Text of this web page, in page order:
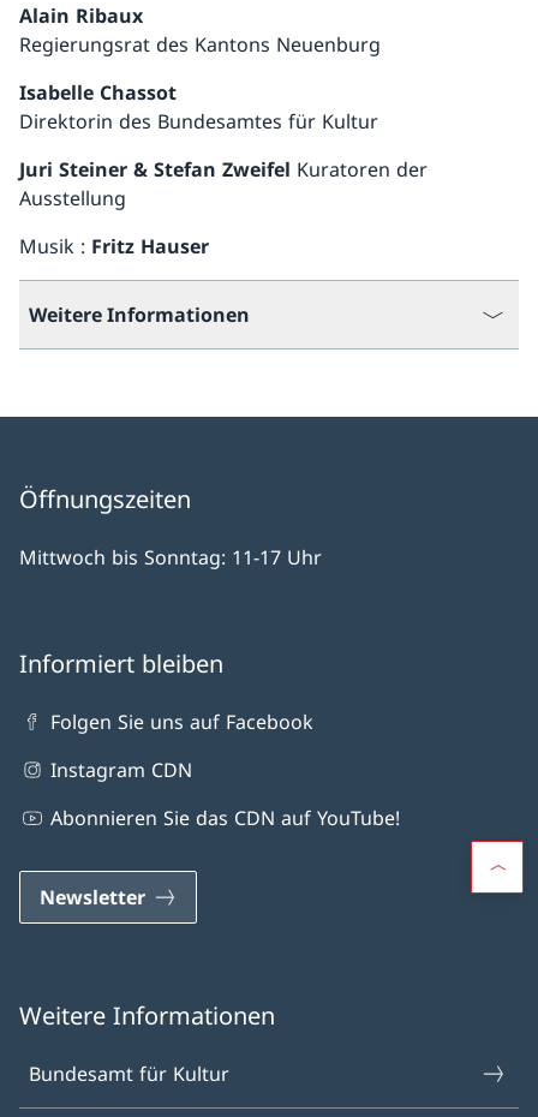
Alain Ribaux
Regierungsrat des Kantons Neuenburg
Isabelle Chassot
Direktorin des Bundesamtes für Kultur
Juri Steiner & Stefan Zweifel Kuratoren der
Ausstellung
Musik : Fritz Hauser
Weitere Informationen
Öffnungszeiten
Mittwoch bis Sonntag: 11-17 Uhr
Informiert bleiben
Folgen Sie uns auf Facebook
Instagram CDN
Abonnieren Sie das CDN auf YouTube!
Newsletter
Weitere Informationen
Bundesamt für Kultur